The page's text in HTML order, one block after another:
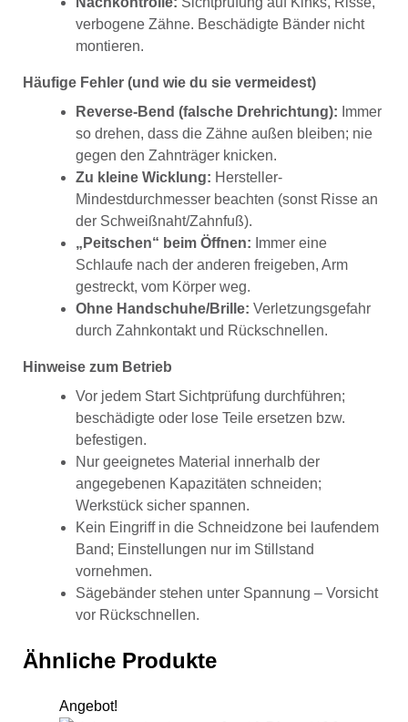
verbogene Zähne. Beschädigte Bänder nicht
montieren.
Häufige Fehler (und wie du sie vermeidest)
Reverse-Bend (falsche Drehrichtung): Immer
so drehen, dass die Zähne außen bleiben; nie
gegen den Zahnträger knicken.
Zu kleine Wicklung: Hersteller-
Mindestdurchmesser beachten (sonst Risse an
der Schweißnaht/Zahnfuß).
„Peitschen“ beim Öffnen: Immer eine
Schlaufe nach der anderen freigeben, Arm
gestreckt, vom Körper weg.
Ohne Handschuhe/Brille: Verletzungsgefahr
durch Zahnkontakt und Rückschnellen.
Hinweise zum Betrieb
Vor jedem Start Sichtprüfung durchführen;
beschädigte oder lose Teile ersetzen bzw.
befestigen.
Nur geeignetes Material innerhalb der
angegebenen Kapazitäten schneiden;
Werkstück sicher spannen.
Kein Eingriff in die Schneidzone bei laufendem
Band; Einstellungen nur im Stillstand
vornehmen.
Sägebänder stehen unter Spannung – Vorsicht
vor Rückschnellen.
Ähnliche Produkte
Angebot!